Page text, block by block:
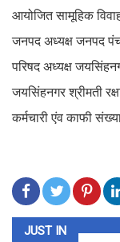
आयोजित सामूहिक
जनपद अध्यक्ष जनपद
परिषद अध्यक्ष
जयसिंहनगर श्रीमती
कर्मचारी एंव काफी
JUST IN